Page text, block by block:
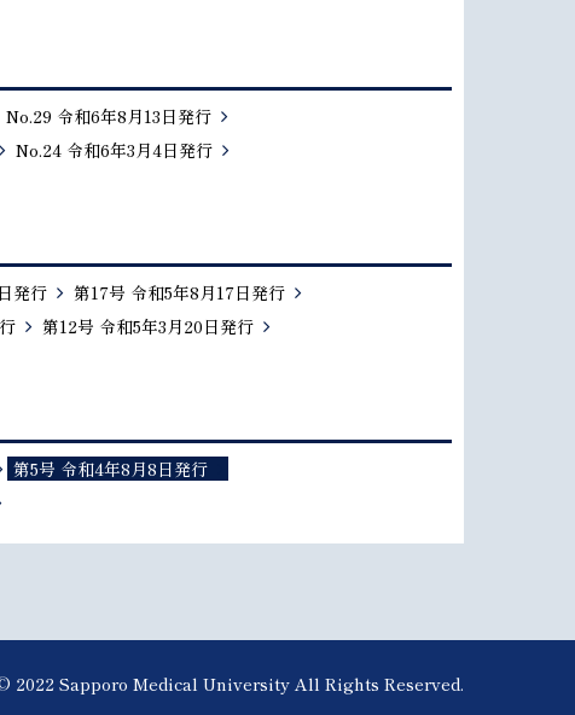
No.29 令和6年8月13日発行
No.24 令和6年3月4日発行
発行
第17号 令和5年8月17日発行
第12号 令和5年3月20日発行
第5号 令和4年8月8日発行
2022 Sapporo Medical University All Rights Reserved.